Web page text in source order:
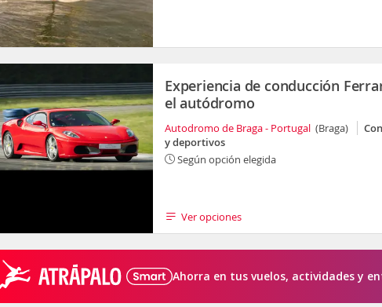
Experiencia de conducción
el autódromo
Autodromo de Braga - Portugal (Braga)
y deportivos
Según opción elegida
Ver opciones
Ahorra en tus vuelos, actividades y